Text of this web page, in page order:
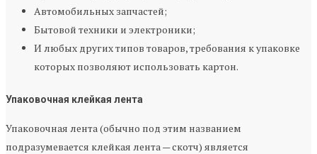
Автомобильных запчастей;
Бытовой техники и электроники;
И любых других типов товаров, требования к упаковке
которых позволяют использовать картон.
Упаковочная клейкая лента
Упаковочная лента (обычно под этим названием
подразумевается клейкая лента — скотч) является